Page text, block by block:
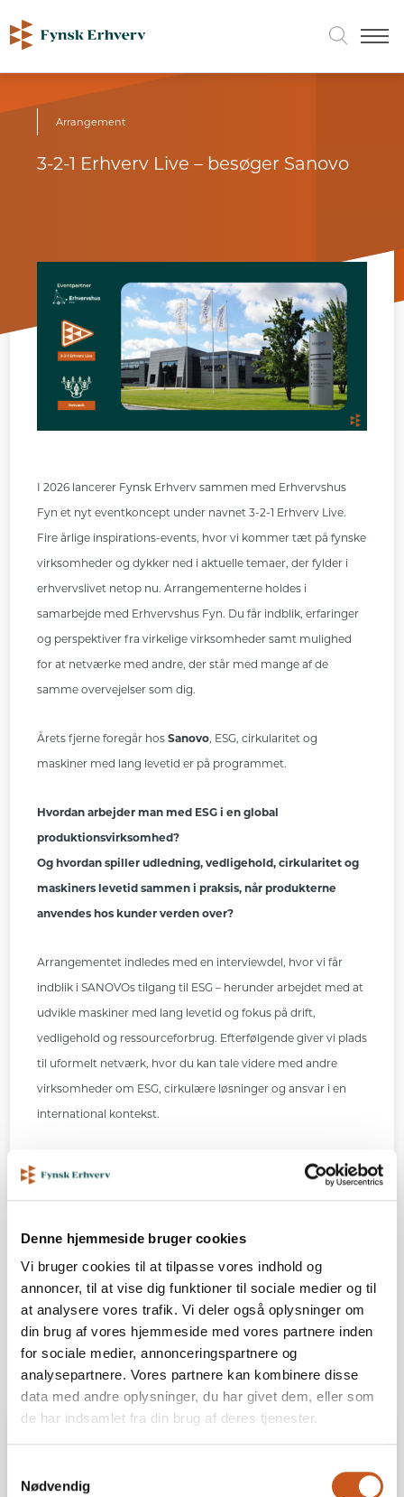
Denne hjemmeside bruger cookies
Vi bruger cookies til at tilpasse vores indhold og
annoncer, til at vise dig funktioner til sociale medier og til
at analysere vores trafik. Vi deler også oplysninger om
din brug af vores hjemmeside med vores partnere inden
for sociale medier, annonceringspartnere og
analysepartnere. Vores partnere kan kombinere disse
data med andre oplysninger, du har givet dem, eller som
de har indsamlet fra din brug af deres tjenester.
Nødvendig
Arrangement
3-2-1 Erhverv Live – besøger Sanovo
I 2026 lancerer Fynsk Erhverv sammen med Erhvervshus
Fyn et nyt eventkoncept under navnet 3-2-1 Erhverv Live.
Fire årlige inspirations-events, hvor vi kommer tæt på fynske
virksomheder og dykker ned i aktuelle temaer, der fylder i
erhvervslivet netop nu. Arrangementerne holdes i
samarbejde med Erhvervshus Fyn. Du får indblik, erfaringer
og perspektiver fra virkelige virksomheder samt mulighed
for at netværke med andre, der står med mange af de
samme overvejelser som dig.
Årets fjerne foregår hos Sanovo, ESG, cirkularitet og
maskiner med lang levetid er på programmet.
Hvordan arbejder man med ESG i en global
produktionsvirksomhed?
Og hvordan spiller udledning, vedligehold, cirkularitet og
maskiners levetid sammen i praksis, når produkterne
anvendes hos kunder verden over?
Arrangementet indledes med en interviewdel, hvor vi får
indblik i SANOVOs tilgang til ESG – herunder arbejdet med at
udvikle maskiner med lang levetid og fokus på drift,
vedligehold og ressourceforbrug. Efterfølgende giver vi plads
til uformelt netværk, hvor du kan tale videre med andre
virksomheder om ESG, cirkulære løsninger og ansvar i en
international kontekst.